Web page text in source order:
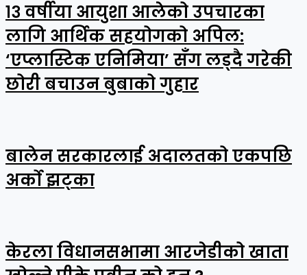
१३ वर्षीया आयुशा आलेको उपचारका
लागि आर्थिक सहयोगको अपिल:
‘एप्लास्टिक एनिमिया’ सँग लड्दै गरेकी
छोरी बचाउन बुबाको गुहार
बालेन सरकारलाई अदालतको एकपछि
अर्को झट्का
केरला विधानसभामा आरजेडीको खाता